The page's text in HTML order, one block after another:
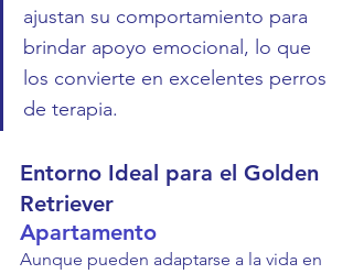
ajustan su comportamiento para
brindar apoyo emocional, lo que
los convierte en excelentes perros
de terapia.
Entorno Ideal para el Golden
Retriever
Apartamento
Aunque pueden adaptarse a la vida en